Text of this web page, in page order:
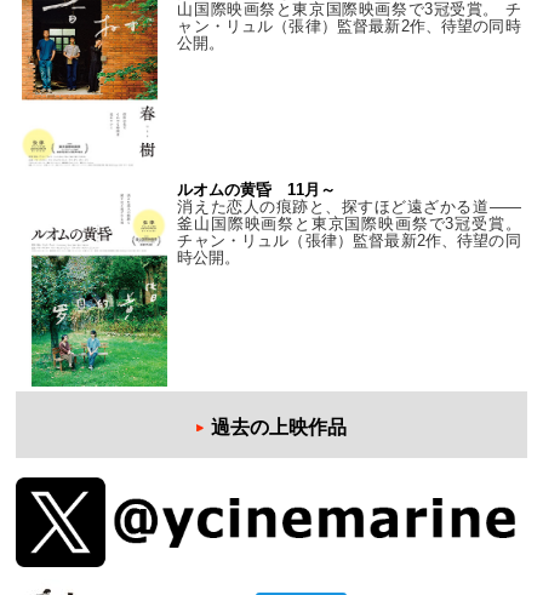
山国際映画祭と東京国際映画祭で3冠受賞。 チ
ャン・リュル（張律）監督最新2作、待望の同時
公開。
ルオムの黄昏 11月～
消えた恋人の痕跡と、探すほど遠ざかる道——
釜山国際映画祭と東京国際映画祭で3冠受賞。
チャン・リュル（張律）監督最新2作、待望の同
時公開。
過去の上映作品